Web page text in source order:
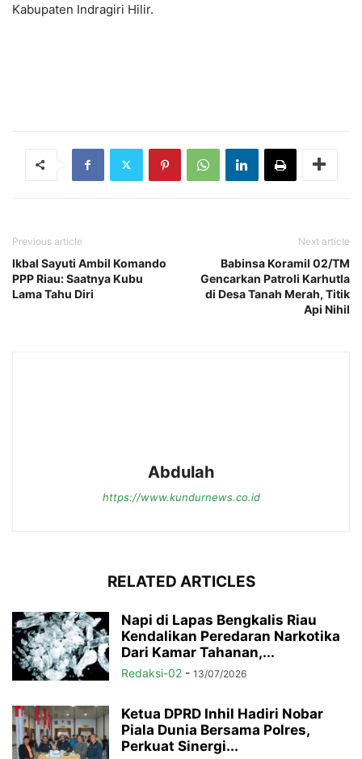
Kabupaten Indragiri Hilir.
Previous article
Ikbal Sayuti Ambil Komando
PPP Riau: Saatnya Kubu
Lama Tahu Diri
Next article
Babinsa Koramil 02/TM
Gencarkan Patroli Karhutla
di Desa Tanah Merah, Titik
Api Nihil
Abdulah
https://www.kundurnews.co.id
RELATED ARTICLES
Napi di Lapas Bengkalis Riau
Kendalikan Peredaran Narkotika
Dari Kamar Tahanan,...
Redaksi-02 - 13/07/2026
Ketua DPRD Inhil Hadiri Nobar
Piala Dunia Bersama Polres,
Perkuat Sinergi...